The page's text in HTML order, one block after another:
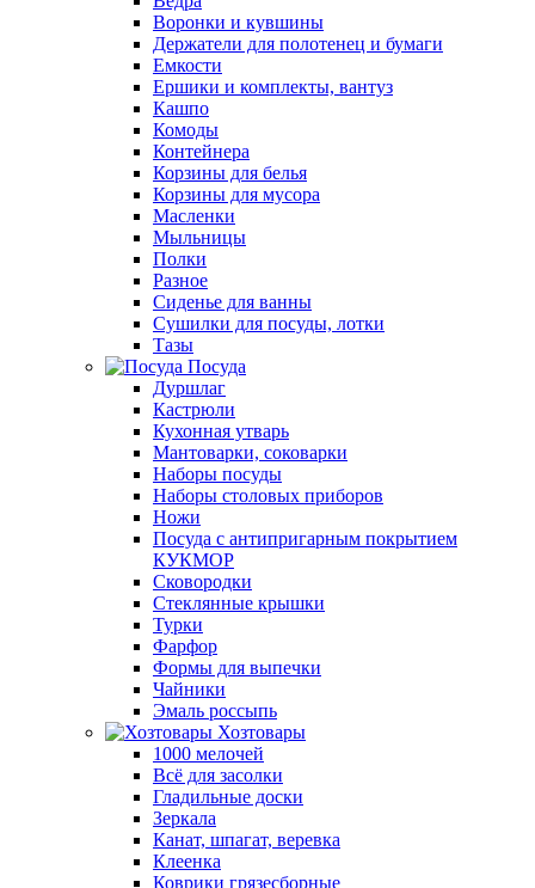
Воронки и кувшины
Держатели для полотенец и бумаги
Емкости
Ершики и комплекты, вантуз
Кашпо
Комоды
Контейнера
Корзины для белья
Корзины для мусора
Масленки
Мыльницы
Полки
Разное
Сиденье для ванны
Сушилки для посуды, лотки
Тазы
Посуда
Дуршлаг
Кастрюли
Кухонная утварь
Мантоварки, соковарки
Наборы посуды
Наборы столовых приборов
Ножи
Посуда с антипригарным покрытием
КУКМОР
Сковородки
Стеклянные крышки
Турки
Фарфор
Формы для выпечки
Чайники
Эмаль россыпь
Хозтовары
1000 мелочей
Всё для засолки
Гладильные доски
Зеркала
Канат, шпагат, веревка
Клеенка
Коврики грязесборные